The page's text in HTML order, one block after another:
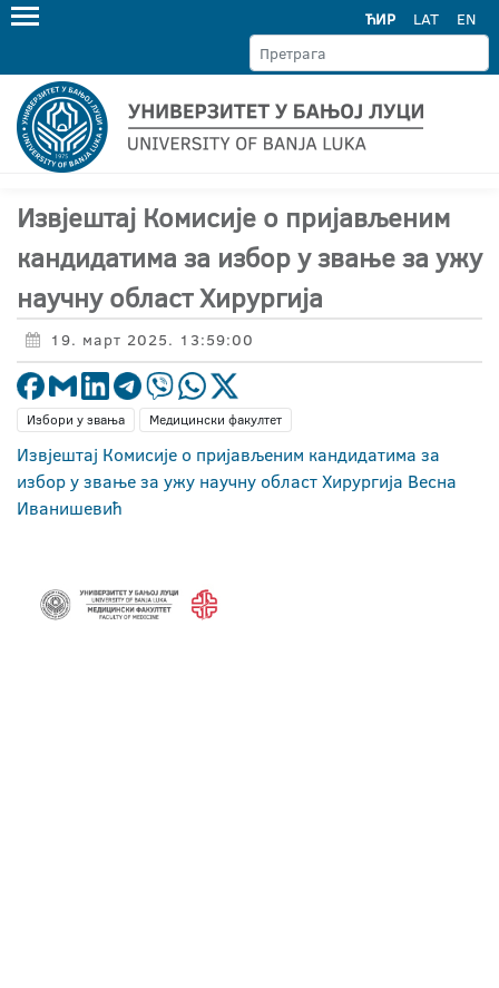
ЋИР LAT EN
Извјештај Комисије о пријављеним
кандидатима за избор у звање за ужу
научну област Хирургија
19. март 2025. 13:59:00
Избори у звања Медицински факултет
Извјештај Комисије о пријављеним кандидатима за
избор у звање за ужу научну област Хирургија Весна
Иванишевић